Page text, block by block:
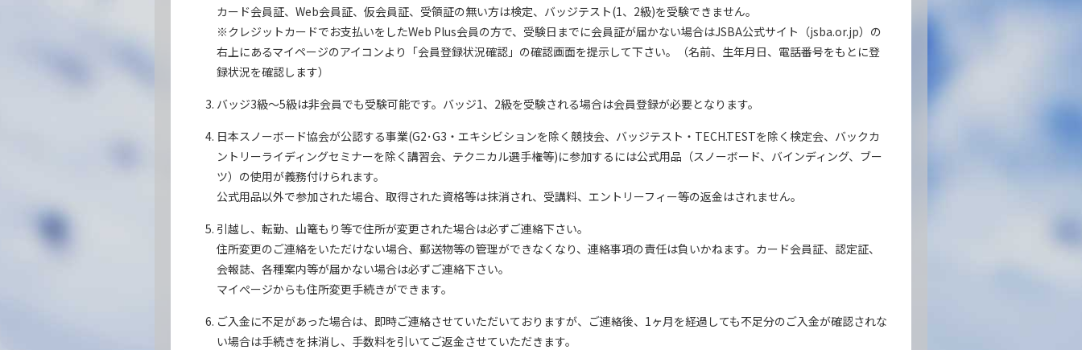
カード会員証、Web会員証、仮会員証、受領証の無い方は検定、バッジテスト(1、2級)を受験できません。
※クレジットカードでお支払いをしたWeb Plus会員の方で、受験日までに会員証が届かない場合はJSBA公式サイト（jsba.or.jp）の
右上にあるマイページのアイコンより「会員登録状況確認」の確認画面を提示して下さい。（名前、生年月日、電話番号をもとに登
録状況を確認します）
バッジ3級～5級は非会員でも受験可能です。バッジ1、2級を受験される場合は会員登録が必要となります。
日本スノーボード協会が公認する事業(G2･G3・エキシビションを除く競技会、バッジテスト・TECH.TESTを除く検定会、バックカ
ントリーライディングセミナーを除く講習会、テクニカル選手権等)に参加するには公式用品（スノーボード、バインディング、ブー
ツ）の使用が義務付けられます。
公式用品以外で参加された場合、取得された資格等は抹消され、受講料、エントリーフィー等の返金はされません。
引越し、転勤、山篭もり等で住所が変更された場合は必ずご連絡下さい。
住所変更のご連絡をいただけない場合、郵送物等の管理ができなくなり、連絡事項の責任は負いかねます。カード会員証、認定証、
会報誌、各種案内等が届かない場合は必ずご連絡下さい。
マイぺージからも住所変更手続きができます。
ご入金に不足があった場合は、即時ご連絡させていただいておりますが、ご連絡後、1ヶ月を経過しても不足分のご入金が確認されな
い場合は手続きを抹消し、手数料を引いてご返金させていただきます。